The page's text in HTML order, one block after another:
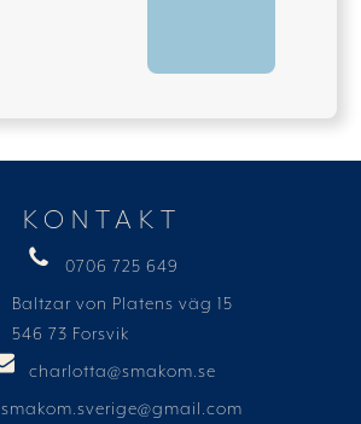
KONTAKT
0706 725 649
Baltzar von Platens väg 15
546 73 Forsvik
charlotta@smakom.se
smakom.sverige@gmail.com